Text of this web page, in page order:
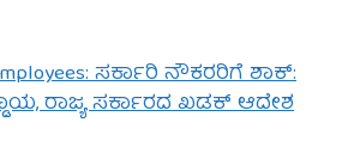
ಸರ್ಕಾರಿ ನೌಕರರಿಗೆ ಶಾಕ್:
ರಾಜ್ಯ ಸರ್ಕಾರದ ಖಡಕ್ ಆದೇಶ